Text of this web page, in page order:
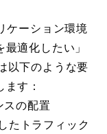
ケーション環境
適化したい」
以下のような要
す：
の配置
たトラフィック